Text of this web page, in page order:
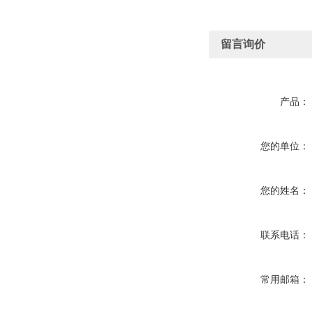
留言询价
产品：
您的单位：
您的姓名：
联系电话：
常用邮箱：